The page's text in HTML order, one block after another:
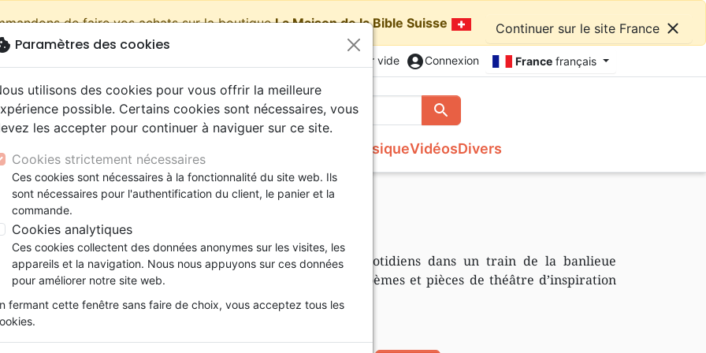
Continuer sur le site France close
de faire vos achats sur la boutiqueLa Maison de la Bible Suisse
Panier vide account_circleConnexion France français
search
Rechercher
Testaments
Etude biblique
NEG
Darby
Bandes dessinées
Santé
Ethique, société, politique
Couple
Découverte de la foi
Psychologie
Apologétique
Divers
ans
Adolescents, jeunes
Musique
Latino, Folk
Soul
Rap, Hip-hop
Hardrock, Métal
Pop, Rock
Vidéos
animés
conférences
Films, fiction
Divers
Jeux
Dufour
Dufour a écrit son premier livre lors de ses trajets quotidiens dans un train de la banlieue
Elle est l’auteur de nombreux romans, biographies, poèmes et pièces de théâtre d’inspiration
produits par auteur
Paramètres des cookies
utilisons des cookies pour vous offrir la meilleure
possible. Certains cookies sont nécessaires, vous
les accepter pour continuer à naviguer sur ce site.
Cookies strictement nécessaires
Ces cookies sont nécessaires à la fonctionnalité du site web. Ils
sont nécessaires pour l'authentification du client, le panier et la
commande.
Cookies analytiques
Ces cookies collectent des données anonymes sur les visites, les
appareils et la navigation. Nous nous appuyons sur ces données
pour améliorer notre site web.
fermant cette fenêtre sans faire de choix, vous acceptez tous les